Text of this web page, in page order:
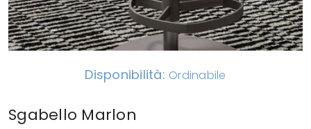
Disponibilità: Ordinabile
Sgabello Marlon